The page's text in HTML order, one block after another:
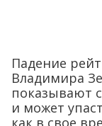
Падение
Владимира
показывают
и может
как в свое